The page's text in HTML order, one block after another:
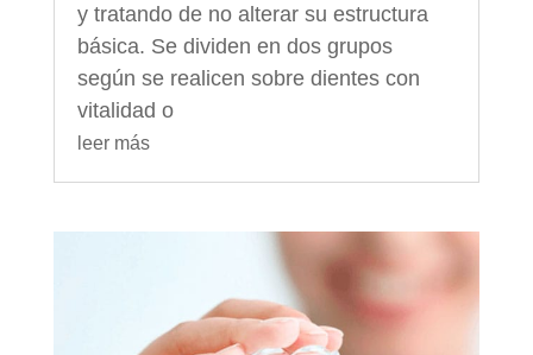
y tratando de no alterar su estructura
básica. Se dividen en dos grupos
según se realicen sobre dientes con
vitalidad o
leer más